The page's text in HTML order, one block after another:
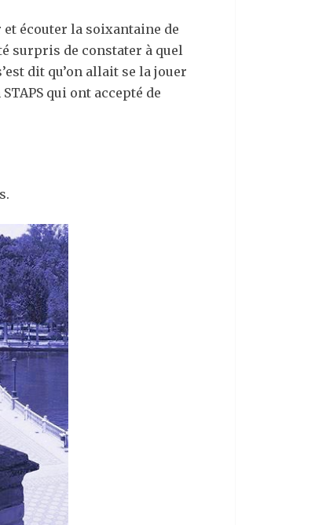
écouter la soixantaine de
surpris de constater à quel
dit qu’on allait se la jouer
qui ont accepté de